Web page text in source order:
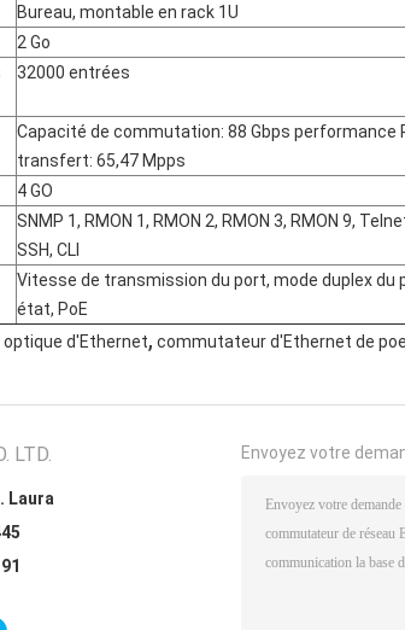
Bureau, montable en rack 1U
2 Go
32000 entrées
Capacité de commutation: 88 Gbps performance
transfert: 65,47 Mpps
4 GO
SNMP 1, RMON 1, RMON 2, RMON 3, RMON 9,
SSH, CLI
Vitesse de transmission du port, mode duplex du
état, PoE
d'Ethernet, commutateur d'Ethernet de poe
LTD.
Laura
Envoyez votre